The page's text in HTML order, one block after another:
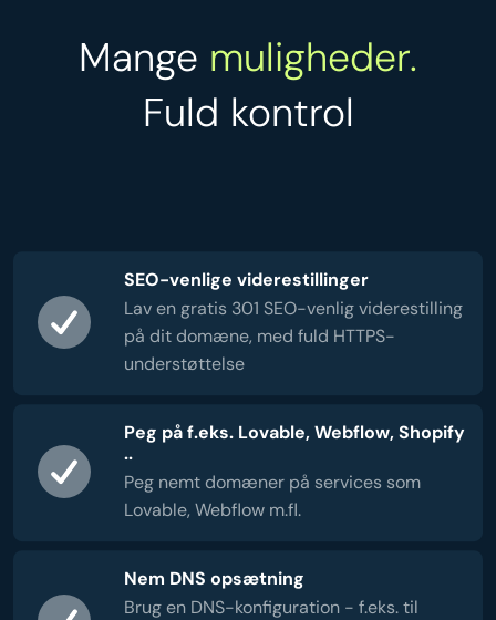
Mange muligheder.
Fuld kontrol
SEO-venlige viderestillinger
Lav en gratis 301 SEO-venlig viderestilling
på dit domæne, med fuld HTTPS-
understøttelse
Peg på f.eks. Lovable, Webflow, Shopify
..
Peg nemt domæner på services som
Lovable, Webflow m.fl.
Nem DNS opsætning
Brug en DNS-konfiguration - f.eks. til